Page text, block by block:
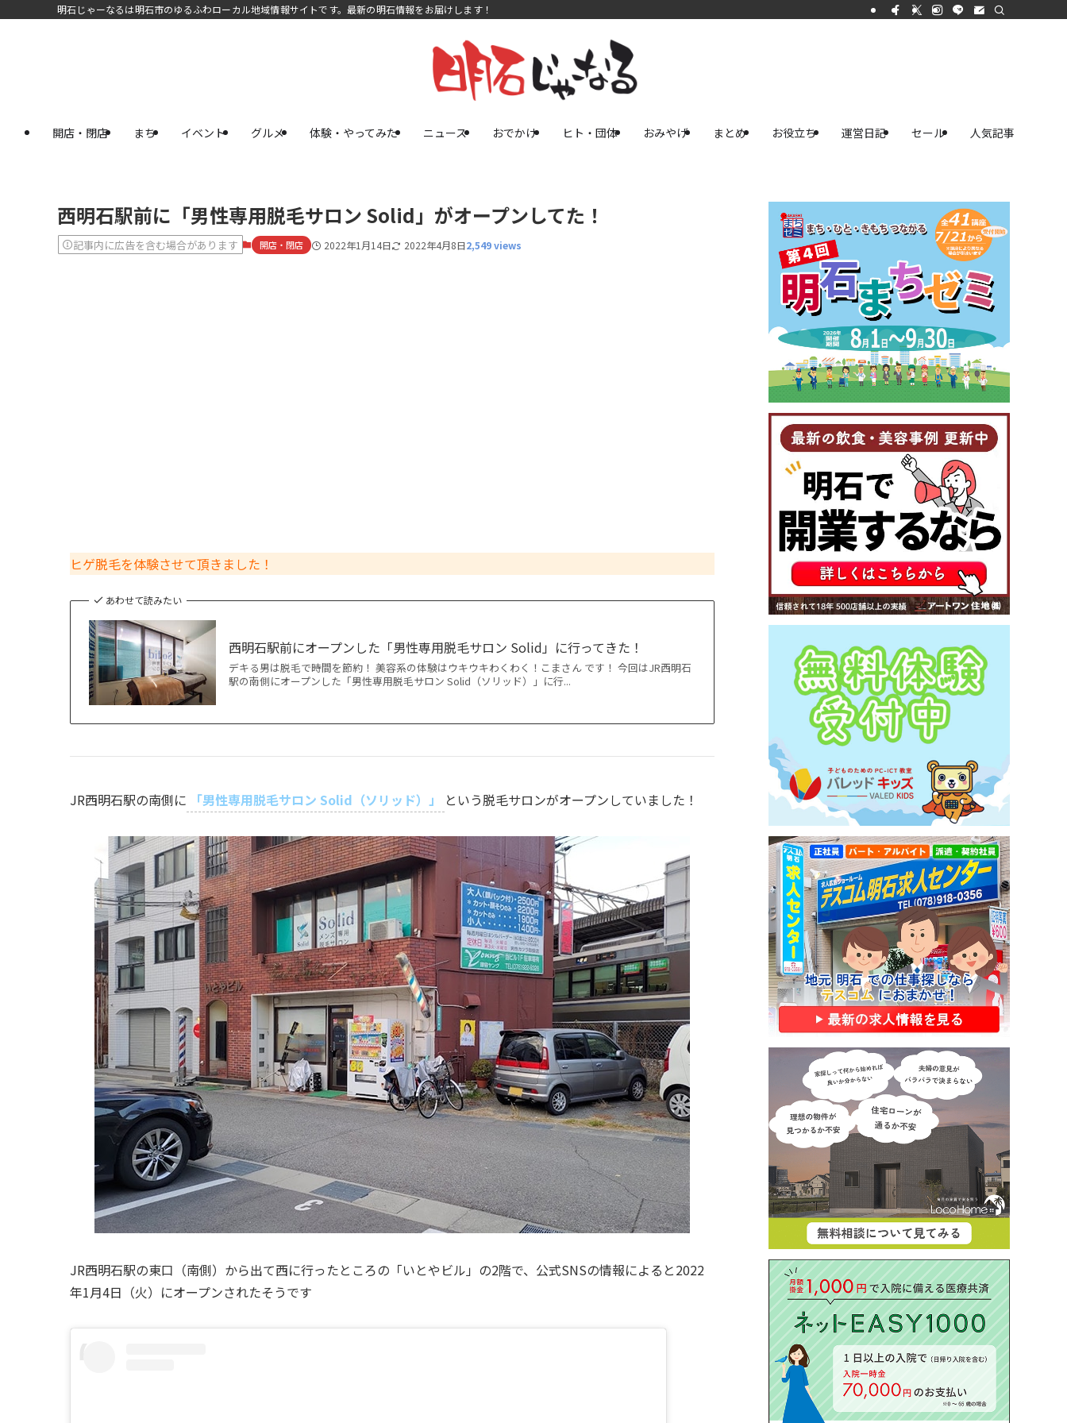
明石じゃーなるは明石市のゆるふわローカル地域情報サイトです。最新の明石情報をお届けします！
開店・閉店 まち イベント グルメ 体験・やってみた ニュース おでかけ ヒト・団体 おみやげ まとめ お役立ち 運営日記 セール 人気記事
西明石駅前に「男性専用脱毛サロン Solid」がオープンしてた！
記事内に広告を含む場合があります 開店・閉店 2022年1月14日 2022年4月8日2,549 views
ヒゲ脱毛を体験させて頂きました！
あわせて読みたい
西明石駅前にオープンした「男性専用脱毛サロン Solid」に行ってきた！
デキる男は脱毛で時間を節約！ 美容系の体験はウキウキわくわく！こまさん です！ 今回はJR西明石
駅の南側にオープンした「男性専用脱毛サロン Solid（ソリッド）」に行...
JR西明石駅の南側に 「男性専用脱毛サロン Solid（ソリッド）」 という脱毛サロンがオープンしていました！
JR西明石駅の東口（南側）から出て西に行ったところの「いとやビル」の2階で、公式SNSの情報によると2022
年1月4日（火）にオープンされたそうです